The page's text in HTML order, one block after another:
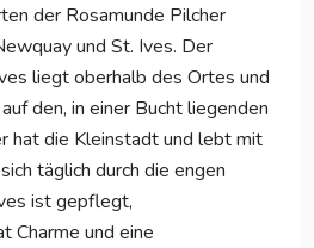
der Rosamunde Pilcher
und St. Ives. Der
liegt oberhalb des Ortes und
den, in einer Bucht liegenden
hat die Kleinstadt und lebt mit
täglich durch die engen
ist gepflegt,
Charme und eine